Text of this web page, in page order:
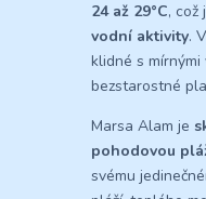
24 až 29°C, což
vodní aktivity.
klidné s mírnými
bezstarostné
Marsa Alam je
pohodovou
svému